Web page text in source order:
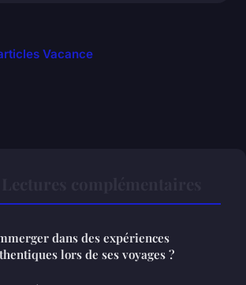
Vacance
dans des expériences
lors de ses voyages ?